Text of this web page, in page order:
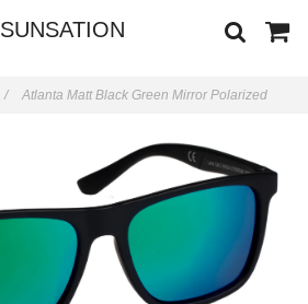
SUNSATION
/ Atlanta Matt Black Green Mirror Polarized